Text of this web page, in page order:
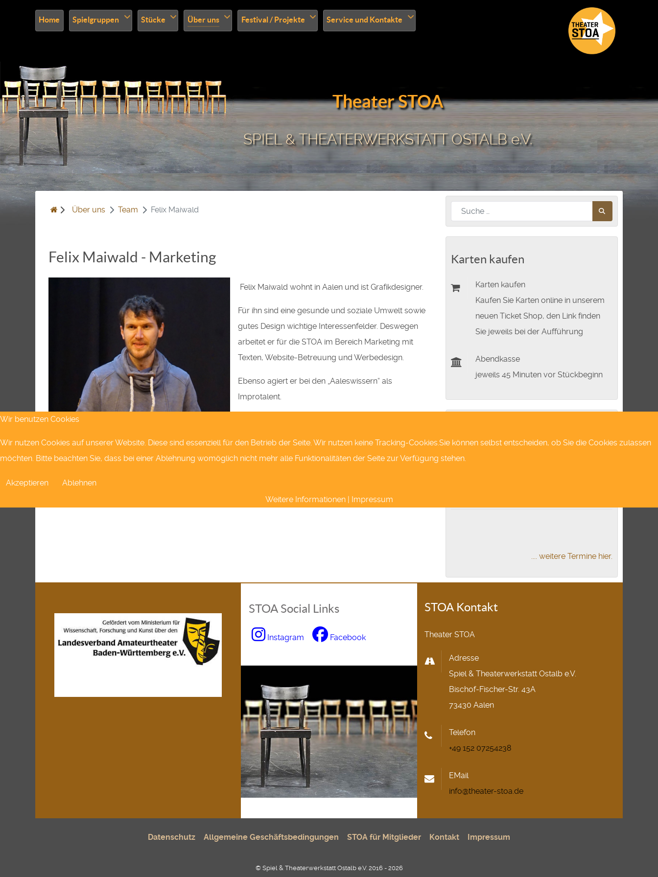
Home Spielgruppen Stücke Über uns Festival / Projekte Service und Kontakte
Theater STOA
SPIEL & THEATERWERKSTATT OSTALB e.V.
Über uns Team Felix Maiwald
Felix Maiwald - Marketing
Felix Maiwald wohnt in Aalen und ist Grafikdesigner.
Für ihn sind eine gesunde und soziale Umwelt sowie
gutes Design wichtige Interessenfelder. Deswegen
arbeitet er für die STOA im Bereich Marketing mit
Texten, Website-Betreuung und Werbedesign.
Ebenso agiert er bei den „Aaleswissern“ als
Improtalent.
Nach diesem Begriff suchen
Karten kaufen
Karten kaufen
Kaufen Sie Karten online in unserem
neuen Ticket Shop, den Link finden
Sie jeweils bei der Aufführung
Abendkasse
jeweils 45 Minuten vor Stückbeginn
01Okt.
.... weitere Termine hier.
STOA Social Links
Instagram Facebook
STOA Kontakt
Theater STOA
Adresse
Spiel & Theaterwerkstatt Ostalb e.V.
Bischof-Fischer-Str. 43A
73430 Aalen
Telefon
+49 152 07254238
EMail
info@theater-stoa.de
Datenschutz Allgemeine Geschäftsbedingungen STOA für Mitglieder Kontakt Impressum
© Spiel & Theaterwerkstatt Ostalb e.V. 2016 - 2026
Wir benutzen Cookies
Wir nutzen Cookies auf unserer Website. Diese sind essenziell für den Betrieb der Seite. Wir nutzen keine Tracking-Cookies.Sie können selbst entscheiden, ob Sie die Cookies zulassen
möchten. Bitte beachten Sie, dass bei einer Ablehnung womöglich nicht mehr alle Funktionalitäten der Seite zur Verfügung stehen.
Akzeptieren
Ablehnen
Weitere Informationen| Impressum